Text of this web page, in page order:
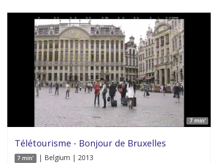
7 min'
Télétourisme - Bonjour de Bruxelles
7 min' | Belgium | 2013